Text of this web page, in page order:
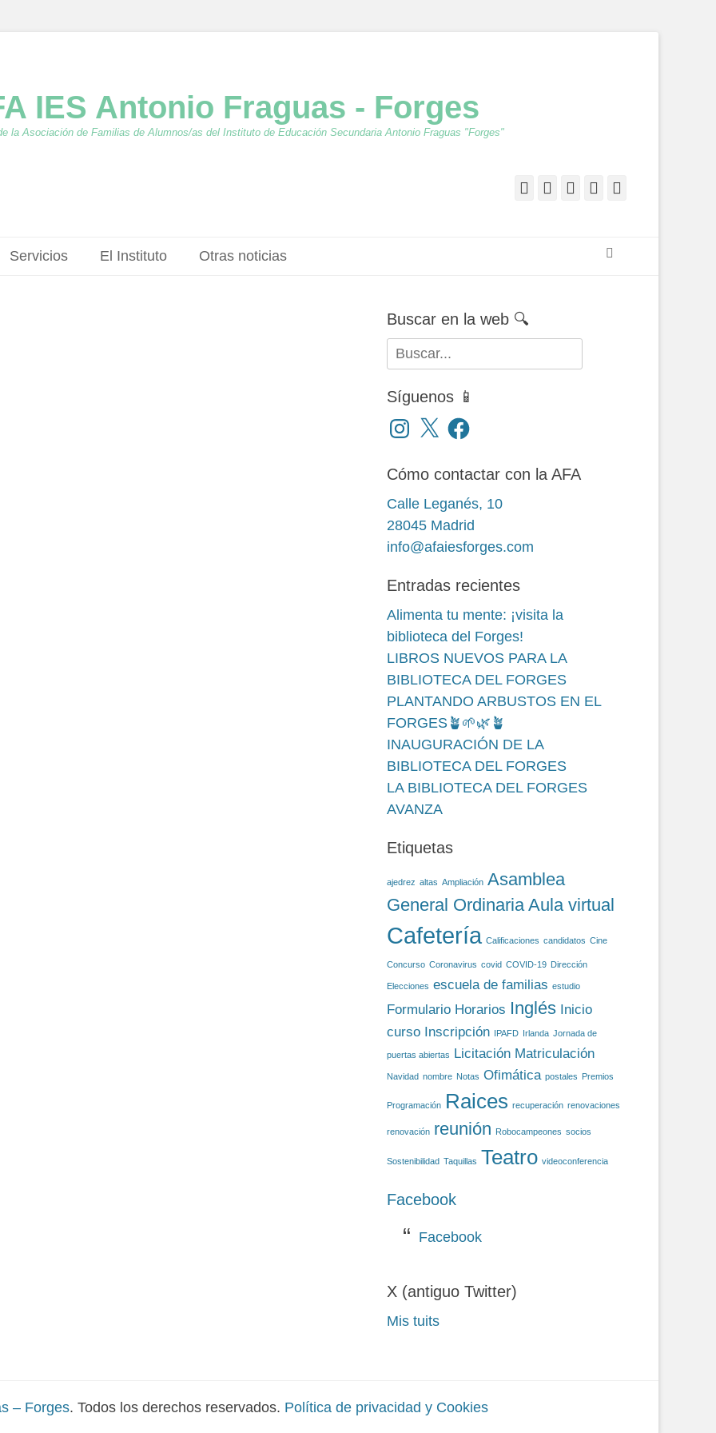
IES Antonio Fraguas - Forges
la Asociación de Familias de Alumnos/as del Instituto de Educación Secundaria Antonio Fraguas "Forges"
Facebook
Twitter
Feed YouTube
Servicios El Instituto Otras noticias
Buscar en la web 🔍
Buscar:
Síguenos 📱
Instagram
X Facebook
Cómo contactar con la AFA
Calle Leganés, 10
28045 Madrid
info@afaiesforges.com
Entradas recientes
Alimenta tu mente: ¡visita la
biblioteca del Forges!
LIBROS NUEVOS PARA LA
BIBLIOTECA DEL FORGES
PLANTANDO ARBUSTOS EN EL
FORGES🪴🌱🌿🪴
INAUGURACIÓN DE LA
BIBLIOTECA DEL FORGES
LA BIBLIOTECA DEL FORGES
AVANZA
Etiquetas
ajedrez altas Ampliación Asamblea
General Ordinaria Aula virtual
Cafetería Calificaciones candidatos Cine
Concurso Coronavirus covid COVID-19 Dirección
Elecciones escuela de familias estudio
Formulario Horarios Inglés Inicio
curso Inscripción IPAFD Irlanda Jornada de
puertas abiertas Licitación Matriculación
Navidad nombre Notas Ofimática postales Premios
Programación Raices recuperación renovaciones
renovación reunión Robocampeones socios
Sostenibilidad Taquillas Teatro videoconferencia
Facebook
Facebook
X (antiguo Twitter)
Mis tuits
– Forges. Todos los derechos reservados. Política de privacidad y Cookies